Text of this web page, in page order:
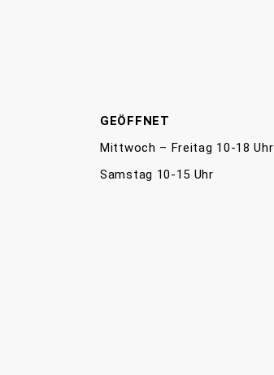
GEÖFFNET
Mittwoch – Freitag 10-18 Uhr
Samstag 10-15 Uhr